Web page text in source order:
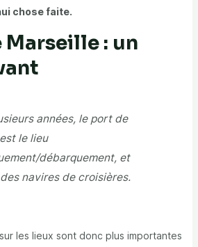
chose faite.
Marseille : un
années, le port de
le lieu
débarquement, et
des navires de croisières.
les lieux sont donc plus importantes